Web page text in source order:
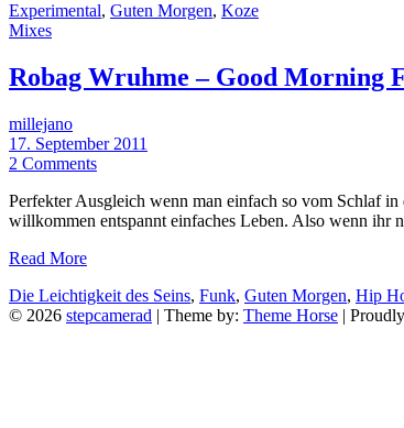
Experimental, Guten Morgen, Koze
Mixes
Robag Wruhme – Good Morning
millejano
17. September 2011
2 Comments
Perfekter Ausgleich wenn man einfach so vom Schlaf
willkommen entspannt einfaches Leben. Also wenn ihr
Read More
Die Leichtigkeit des Seins, Funk, Guten Morgen, Hip
© 2026 stepcamerad | Theme by: Theme Horse |